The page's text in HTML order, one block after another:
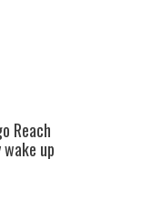
Reach
up